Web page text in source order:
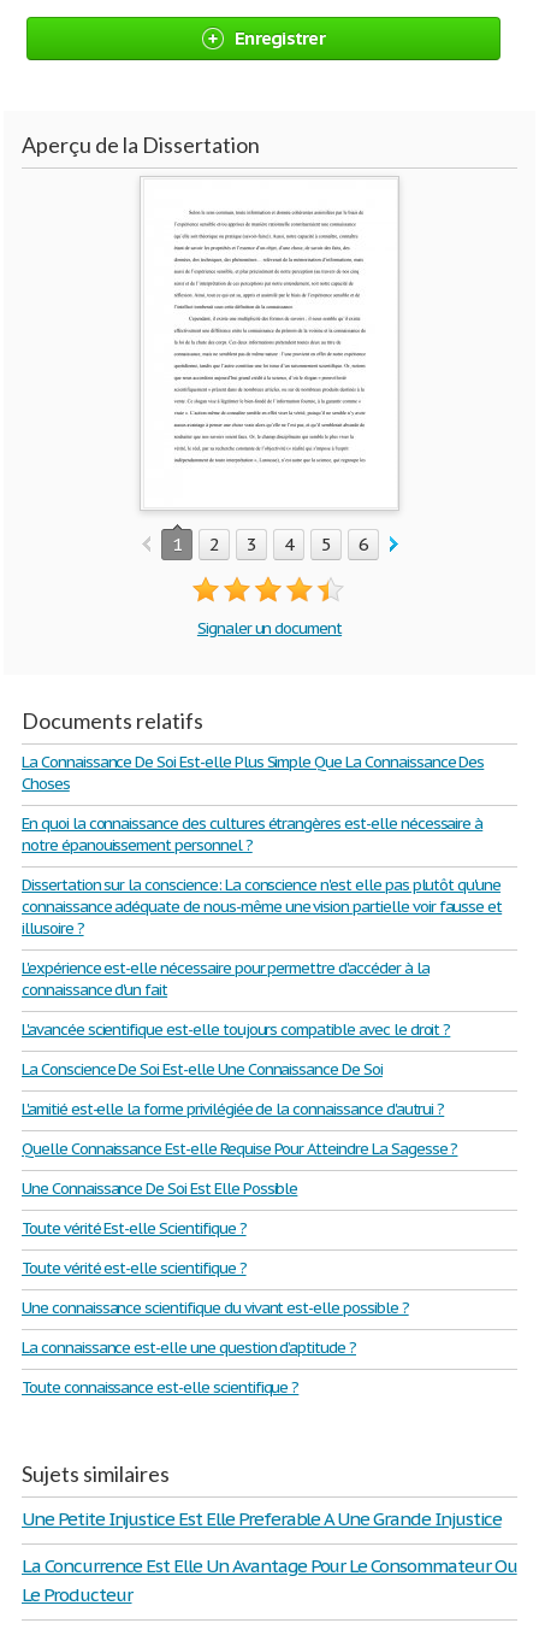
Enregistrer
Aperçu de la Dissertation
1 2 3 4 5 6 7
Signaler un document
Documents relatifs
La Connaissance De Soi Est-elle Plus Simple Que La Connaissance Des
Choses
En quoi la connaissance des cultures étrangères est-elle nécessaire à
notre épanouissement personnel ?
Dissertation sur la conscience: La conscience n'est elle pas plutôt qu'une
connaissance adéquate de nous-même une vision partielle voir fausse et
illusoire ?
L'expérience est-elle nécessaire pour permettre d'accéder à la
connaissance d'un fait
L'avancée scientifique est-elle toujours compatible avec le droit ?
La Conscience De Soi Est-elle Une Connaissance De Soi
L'amitié est-elle la forme privilégiée de la connaissance d'autrui ?
Quelle Connaissance Est-elle Requise Pour Atteindre La Sagesse ?
Une Connaissance De Soi Est Elle Possible
Toute vérité Est-elle Scientifique ?
Toute vérité est-elle scientifique ?
Une connaissance scientifique du vivant est-elle possible ?
La connaissance est-elle une question d’aptitude ?
Toute connaissance est-elle scientifique ?
Sujets similaires
Une Petite Injustice Est Elle Preferable A Une Grande Injustice
La Concurrence Est Elle Un Avantage Pour Le Consommateur Ou
Le Producteur